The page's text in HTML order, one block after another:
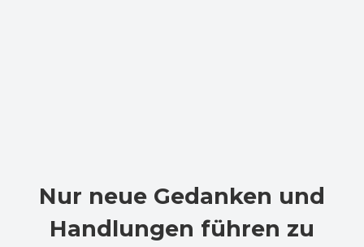
Nur neue Gedanken und
Handlungen führen zu